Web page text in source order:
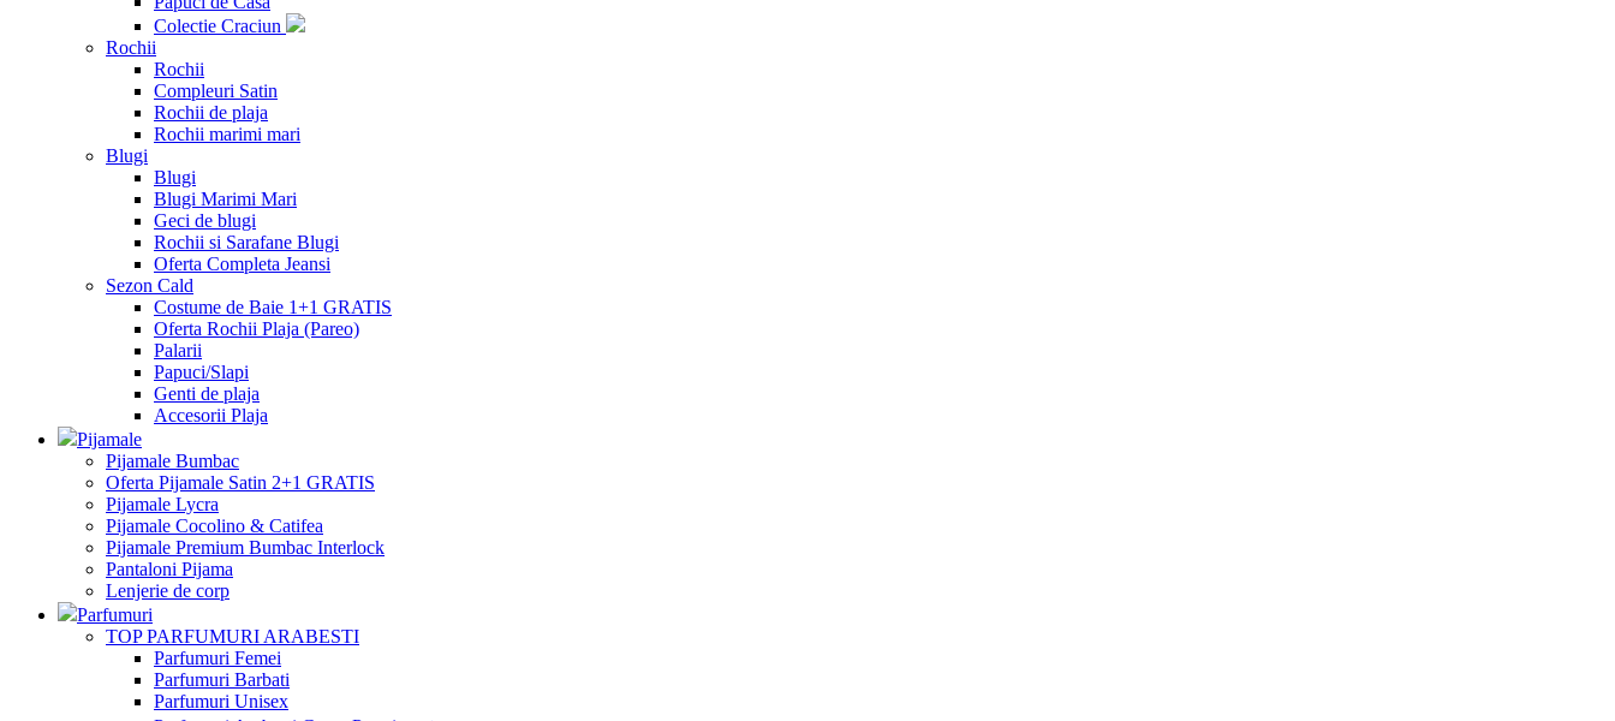
Colectie Craciun
Rochii
Rochii
Compleuri Satin
Rochii de plaja
Rochii marimi mari
Blugi
Blugi
Blugi Marimi Mari
Geci de blugi
Rochii si Sarafane Blugi
Oferta Completa Jeansi
Sezon Cald
Costume de Baie 1+1 GRATIS
Oferta Rochii Plaja (Pareo)
Palarii
Papuci/Slapi
Genti de plaja
Accesorii Plaja
Pijamale
Pijamale Bumbac
Oferta Pijamale Satin 2+1 GRATIS
Pijamale Lycra
Pijamale Cocolino & Catifea
Pijamale Premium Bumbac Interlock
Pantaloni Pijama
Lenjerie de corp
Parfumuri
TOP PARFUMURI ARABESTI
Parfumuri Femei
Parfumuri Barbati
Parfumuri Unisex